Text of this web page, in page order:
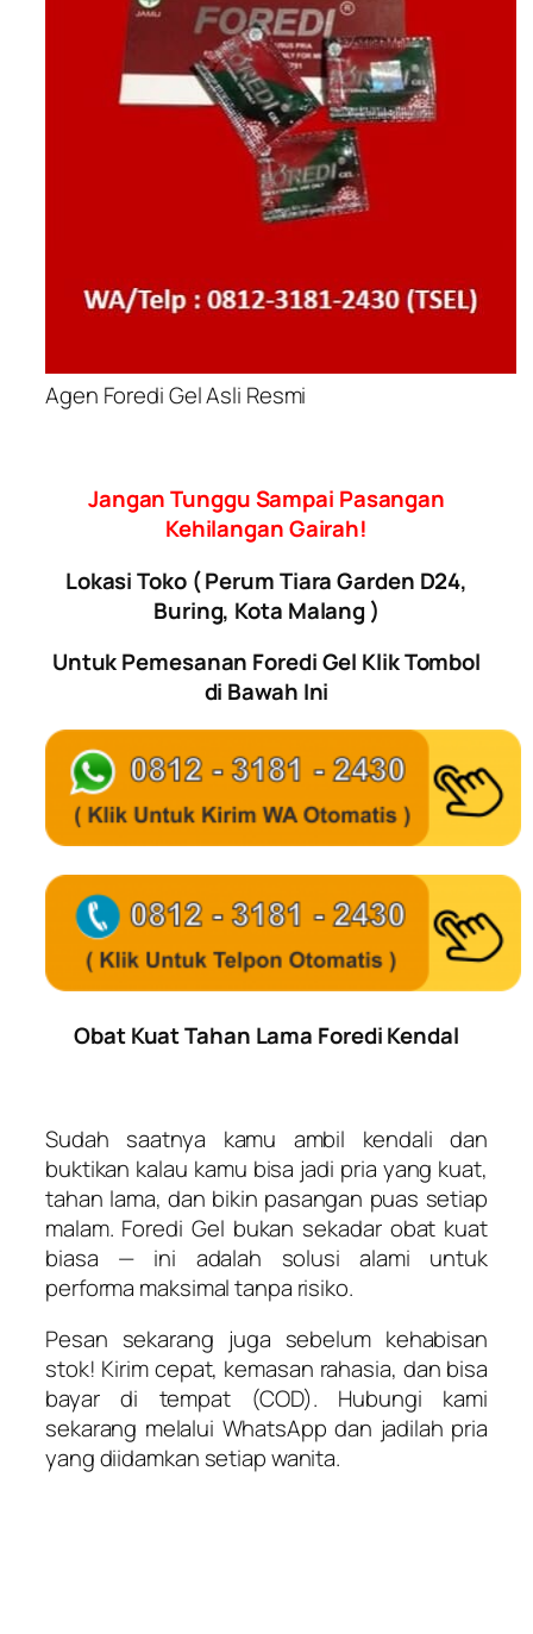
Agen Foredi Gel Asli Resmi
Jangan Tunggu Sampai Pasangan
Kehilangan Gairah!
Lokasi Toko ( Perum Tiara Garden D24,
Buring, Kota Malang )
Untuk Pemesanan Foredi Gel Klik Tombol
di Bawah Ini
Obat Kuat Tahan Lama Foredi Kendal
Sudah saatnya kamu ambil kendali dan
buktikan kalau kamu bisa jadi pria yang kuat,
tahan lama, dan bikin pasangan puas setiap
malam. Foredi Gel bukan sekadar obat kuat
biasa — ini adalah solusi alami untuk
performa maksimal tanpa risiko.
Pesan sekarang juga sebelum kehabisan
stok! Kirim cepat, kemasan rahasia, dan bisa
bayar di tempat (COD). Hubungi kami
sekarang melalui WhatsApp dan jadilah pria
yang diidamkan setiap wanita.